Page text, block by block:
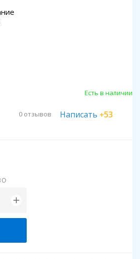
Есть в наличии
0 отзывов Написать +53
+